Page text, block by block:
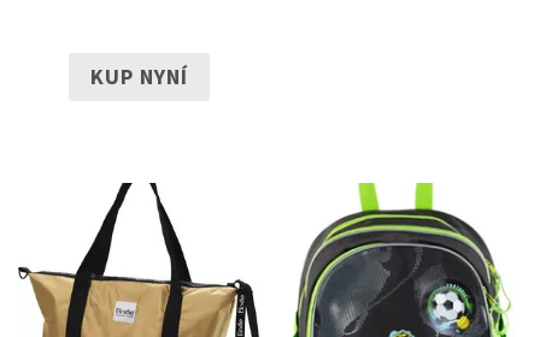
KUP NYNÍ